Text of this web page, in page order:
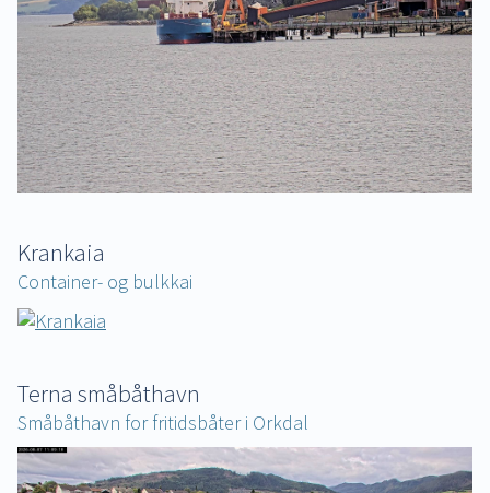
Krankaia
Container- og bulkkai
Terna småbåthavn
Småbåthavn for fritidsbåter i Orkdal